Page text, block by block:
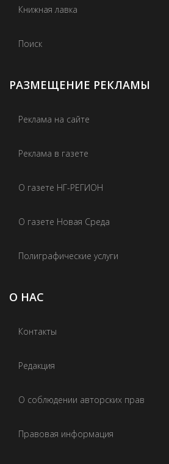
Книжная лавка
Поиск
РАЗМЕЩЕНИЕ РЕКЛАМЫ
Реклама на сайте
Реклама в газете
О газете НГ-РЕГИОН
О газете Новая Среда
Полиграфические услуги
О НАС
Контакты
Редакция
О соблюдении авторских прав
Правовая информация